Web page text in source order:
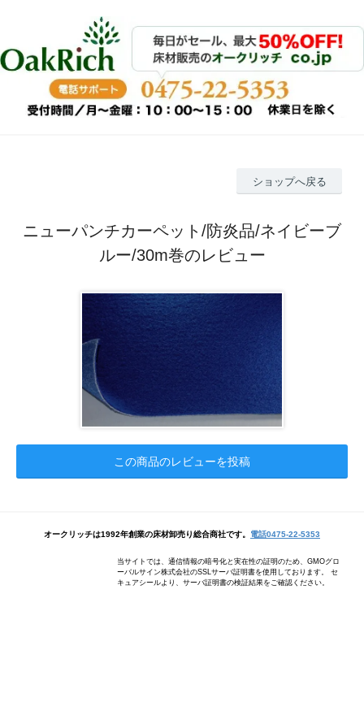
ショップへ戻る
ニューパンチカーペット/防炎品/ネイビーブ
ルー/30m巻のレビュー
この商品のレビューを投稿
オークリッチは1992年創業の床材卸売り総合商社です。 電話0475-22-5353
当サイトでは、通信情報の暗号化と実在性の証明のため、GMOグロ
ーバルサイン株式会社のSSLサーバ証明書を使用しております。 セ
キュアシールより、サーバ証明書の検証結果をご確認ください。